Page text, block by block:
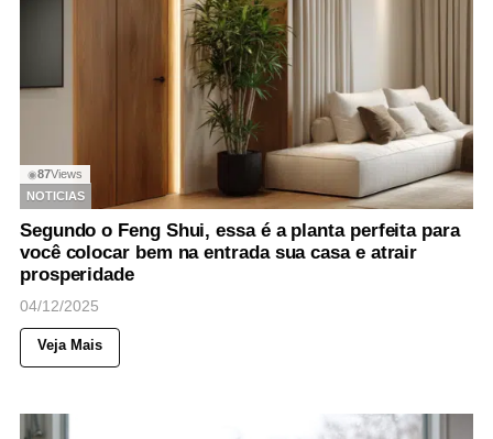
◉87Views
NOTICIAS
Segundo o Feng Shui, essa é a planta perfeita para
você colocar bem na entrada sua casa e atrair
prosperidade
04/12/2025
Veja Mais